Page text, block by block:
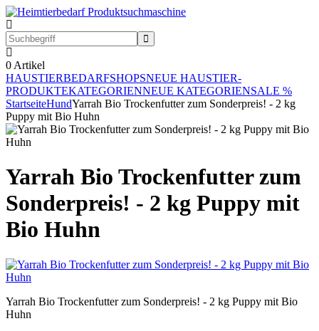
0 Artikel
HAUSTIERBEDARFSHOPSNEUE HAUSTIER-
PRODUKTEKATEGORIENNEUE KATEGORIENSALE %
StartseiteHundYarrah Bio Trockenfutter zum Sonderpreis! - 2 kg
Puppy mit Bio Huhn
Yarrah Bio Trockenfutter zum
Sonderpreis! - 2 kg Puppy mit
Bio Huhn
Yarrah Bio Trockenfutter zum Sonderpreis! - 2 kg Puppy mit Bio
Huhn